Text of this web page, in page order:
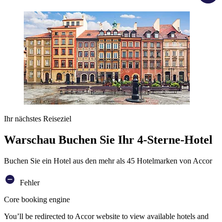
Ihr nächstes Reiseziel
Warschau Buchen Sie Ihr 4-Sterne-Hotel
Buchen Sie ein Hotel aus den mehr als 45 Hotelmarken von Accor
Fehler
Core booking engine
You’ll be redirected to Accor website to view available hotels and